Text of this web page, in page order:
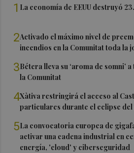
1 La economía de EEUU destruyó
2Activado el máximo nivel de
incendios en la Comunitat toda la
3Bétera lleva su ‘aroma de somni’
la Comunitat
4Xàtiva restringirá el acceso al
particulares durante el eclipse
5La convocatoria europea de
activar una cadena industrial en
energía, 'cloud' y ciberseguridad